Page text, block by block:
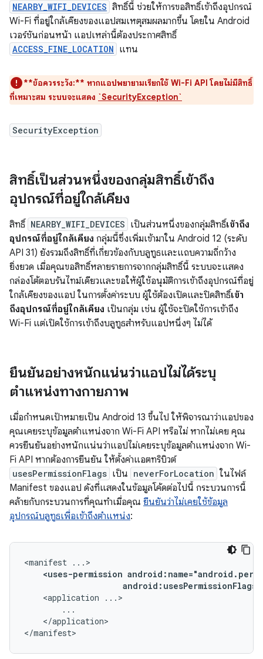
NEARBY_WIFI_DEVICES สิทธิ์นี้ ช่วยให้การขอสิทธิ์เข้าถึงอุปกรณ์
Wi-Fi ที่อยู่ใกล้เคียงของแอปสมเหตุสมผลมากขึ้น โดยใน Android
เวอร์ชันก่อนหน้า แอปเหล่านี้ต้องประกาศสิทธิ์
ACCESS_FINE_LOCATION แทน
**ข้อควรระวัง:** หากแอปพยายามเรียกใช้ Wi-Fi API โดยไม่มีสิทธิ์
ที่เหมาะสม ระบบจะแสดง `SecurityException`
SecurityException
สิทธิ์เป็นส่วนหนึ่งของกลุ่มสิทธิ์เข้าถึง
อุปกรณ์ที่อยู่ใกล้เคียง
สิทธิ์ NEARBY_WIFI_DEVICES เป็นส่วนหนึ่งของกลุ่มสิทธิ์เข้าถึง
อุปกรณ์ที่อยู่ใกล้เคียง กลุ่มนี้ซึ่งเพิ่มเข้ามาใน Android 12 (ระดับ
API 31) ยังรวมถึงสิทธิ์ที่เกี่ยวข้องกับบลูทูธและแถบความถี่กว้าง
ยิ่งยวด เมื่อคุณขอสิทธิ์หลายรายการจากกลุ่มสิทธิ์นี้ ระบบจะแสดง
กล่องโต้ตอบรันไทม์เดียวและขอให้ผู้ใช้อนุมัติการเข้าถึงอุปกรณ์ที่อยู่
ใกล้เคียงของแอป ในการตั้งค่าระบบ ผู้ใช้ต้องเปิดและปิดสิทธิ์เข้า
ถึงอุปกรณ์ที่อยู่ใกล้เคียง เป็นกลุ่ม เช่น ผู้ใช้จะปิดใช้การเข้าถึง
Wi-Fi แต่เปิดใช้การเข้าถึงบลูทูธสำหรับแอปหนึ่งๆ ไม่ได้
ยืนยันอย่างหนักแน่นว่าแอปไม่ได้ระบุ
ตำแหน่งทางกายภาพ
เมื่อกำหนดเป้าหมายเป็น Android 13 ขึ้นไป ให้พิจารณาว่าแอปของ
คุณเคยระบุข้อมูลตำแหน่งจาก Wi-Fi API หรือไม่ หากไม่เคย คุณ
ควรยืนยันอย่างหนักแน่นว่าแอปไม่เคยระบุข้อมูลตำแหน่งจาก Wi-
Fi API หากต้องการยืนยัน ให้ตั้งค่าแอตทริบิวต์
usesPermissionFlags เป็น neverForLocation ในไฟล์
Manifest ของแอป ดังที่แสดงในข้อมูลโค้ดต่อไปนี้ กระบวนการนี้
คล้ายกับกระบวนการที่คุณทำเมื่อคุณ ยืนยันว่าไม่เคยใช้ข้อมูล
อุปกรณ์บลูทูธเพื่อเข้าถึงตำแหน่ง:
<manifest
<uses-permission
<application
</application>
</manifest>